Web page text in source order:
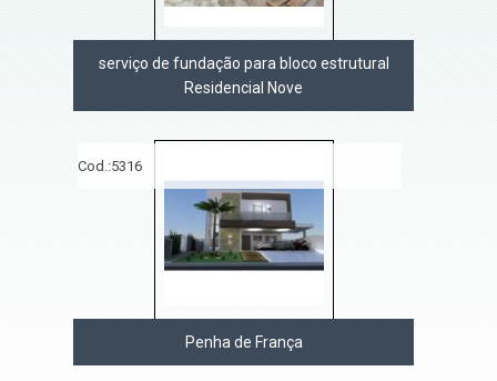
serviço de fundação para bloco estrutural
Residencial Nove
Cod.:5316
Penha de França